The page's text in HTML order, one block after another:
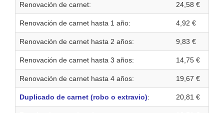
Renovación de carnet: 24,58 €
Renovación de carnet hasta 1 año: 4,92 €
Renovación de carnet hasta 2 años: 9,83 €
Renovación de carnet hasta 3 años: 14,75 €
Renovación de carnet hasta 4 años: 19,67 €
Duplicado de carnet (robo o extravio): 20,81 €